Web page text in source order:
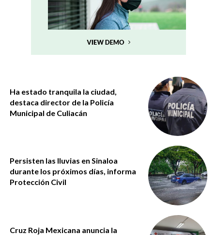
Ha estado tranquila la ciudad,
destaca director de la Policía
Municipal de Culiacán
Persisten las lluvias en Sinaloa
durante los próximos días, informa
Protección Civil
Cruz Roja Mexicana anuncia la